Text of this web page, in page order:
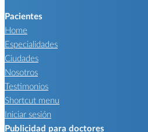
Pacientes
Home
Especialidades
Ciudades
Nosotros
Testimonios
Shortcut menu
Iniciar sesión
Publicidad para doctores